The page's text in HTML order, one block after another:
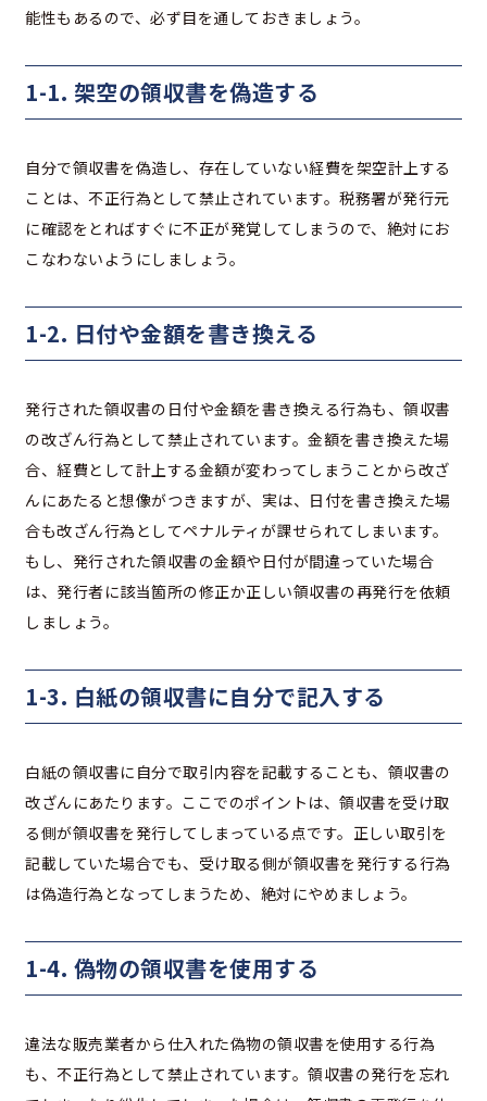
能性もあるので、必ず目を通しておきましょう。
1-1. 架空の領収書を偽造する
自分で領収書を偽造し、存在していない経費を架空計上する
ことは、不正行為として禁止されています。税務署が発行元
に確認をとればすぐに不正が発覚してしまうので、絶対にお
こなわないようにしましょう。
1-2. 日付や金額を書き換える
発行された領収書の日付や金額を書き換える行為も、領収書
の改ざん行為として禁止されています。金額を書き換えた場
合、経費として計上する金額が変わってしまうことから改ざ
んにあたると想像がつきますが、実は、日付を書き換えた場
合も改ざん行為としてペナルティが課せられてしまいます。
もし、発行された領収書の金額や日付が間違っていた場合
は、発行者に該当箇所の修正か正しい領収書の再発行を依頼
しましょう。
1-3. 白紙の領収書に自分で記入する
白紙の領収書に自分で取引内容を記載することも、領収書の
改ざんにあたります。ここでのポイントは、領収書を受け取
る側が領収書を発行してしまっている点です。正しい取引を
記載していた場合でも、受け取る側が領収書を発行する行為
は偽造行為となってしまうため、絶対にやめましょう。
1-4. 偽物の領収書を使用する
違法な販売業者から仕入れた偽物の領収書を使用する行為
も、不正行為として禁止されています。領収書の発行を忘れ